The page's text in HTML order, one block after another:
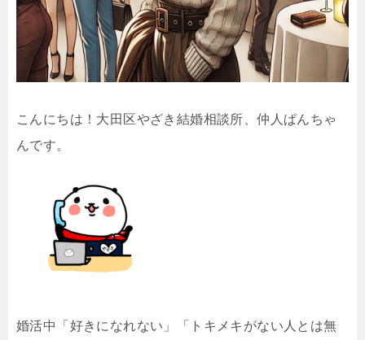
こんにちは！大田区やざき結婚相談所、仲人ぱんちゃ
んです。
婚活中「好きになれない」「トキメキがない人とは無